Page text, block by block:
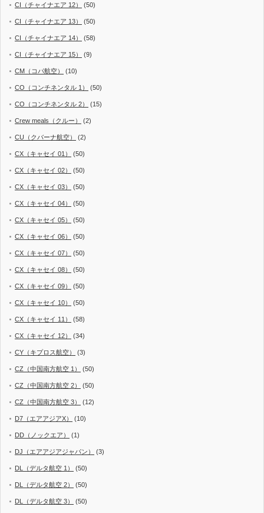
CI（チャイナエア 12） (50)
CI（チャイナエア 13） (50)
CI（チャイナエア 14） (58)
CI（チャイナエア 15） (9)
CM（コパ航空） (10)
CO（コンチネンタル 1） (50)
CO（コンチネンタル 2） (15)
Crew meals（クルー） (2)
CU（クバーナ航空） (2)
CX（キャセイ 01） (50)
CX（キャセイ 02） (50)
CX（キャセイ 03） (50)
CX（キャセイ 04） (50)
CX（キャセイ 05） (50)
CX（キャセイ 06） (50)
CX（キャセイ 07） (50)
CX（キャセイ 08） (50)
CX（キャセイ 09） (50)
CX（キャセイ 10） (50)
CX（キャセイ 11） (58)
CX（キャセイ 12） (34)
CY（キプロス航空） (3)
CZ（中国南方航空 1） (50)
CZ（中国南方航空 2） (50)
CZ（中国南方航空 3） (12)
D7（エアアジアX） (10)
DD（ノックエア） (1)
DJ（エアアジアジャパン） (3)
DL（デルタ航空 1） (50)
DL（デルタ航空 2） (50)
DL（デルタ航空 3） (50)